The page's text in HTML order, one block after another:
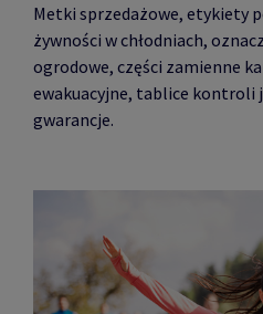
Metki sprzedażowe, etykiety
żywności w chłodniach,
ogrodowe, części zamienne
ewakuacyjne, tablice kontroli
gwarancje.